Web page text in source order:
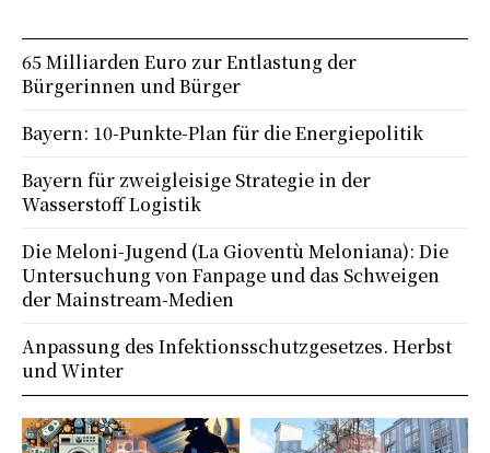
65 Milliarden Euro zur Entlastung der
Bürgerinnen und Bürger
Bayern: 10-Punkte-Plan für die Energiepolitik
Bayern für zweigleisige Strategie in der
Wasserstoff Logistik
Die Meloni-Jugend (La Gioventù Meloniana): Die
Untersuchung von Fanpage und das Schweigen
der Mainstream-Medien
Anpassung des Infektionsschutzgesetzes. Herbst
und Winter